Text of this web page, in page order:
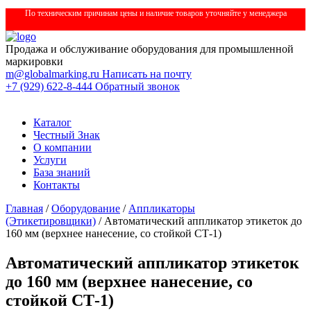
По техническим причинам цены и наличие товаров уточняйте у менеджера
Продажа и обслуживание оборудования для промышленной
маркировки
m@globalmarking.ru Написать на почту
+7 (929) 622-8-444 Обратный звонок
Каталог
Честный Знак
О компании
Услуги
База знаний
Контакты
Главная /Оборудование / Аппликаторы
(Этикетировщики) / Автоматический аппликатор этикеток до
160 мм (верхнее нанесение, со стойкой СТ-1)
Автоматический аппликатор этикеток
до 160 мм (верхнее нанесение, со
стойкой СТ-1)